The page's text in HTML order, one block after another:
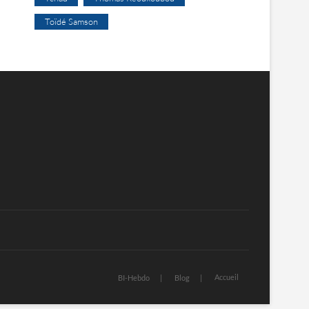
Toïdé Samson
BI-Hebdo Blog Accueil